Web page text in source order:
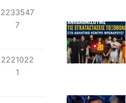
2233547
7
2221022
1